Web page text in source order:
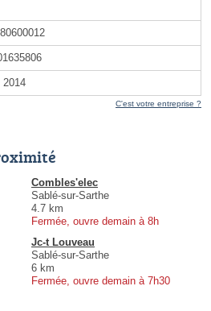
2014
C'est votre entreprise ?
Combles'elec
Sablé-sur-Sarthe
4.7 km
Fermée, ouvre demain à 8h
Jc-t Louveau
Sablé-sur-Sarthe
6 km
Fermée, ouvre demain à 7h30